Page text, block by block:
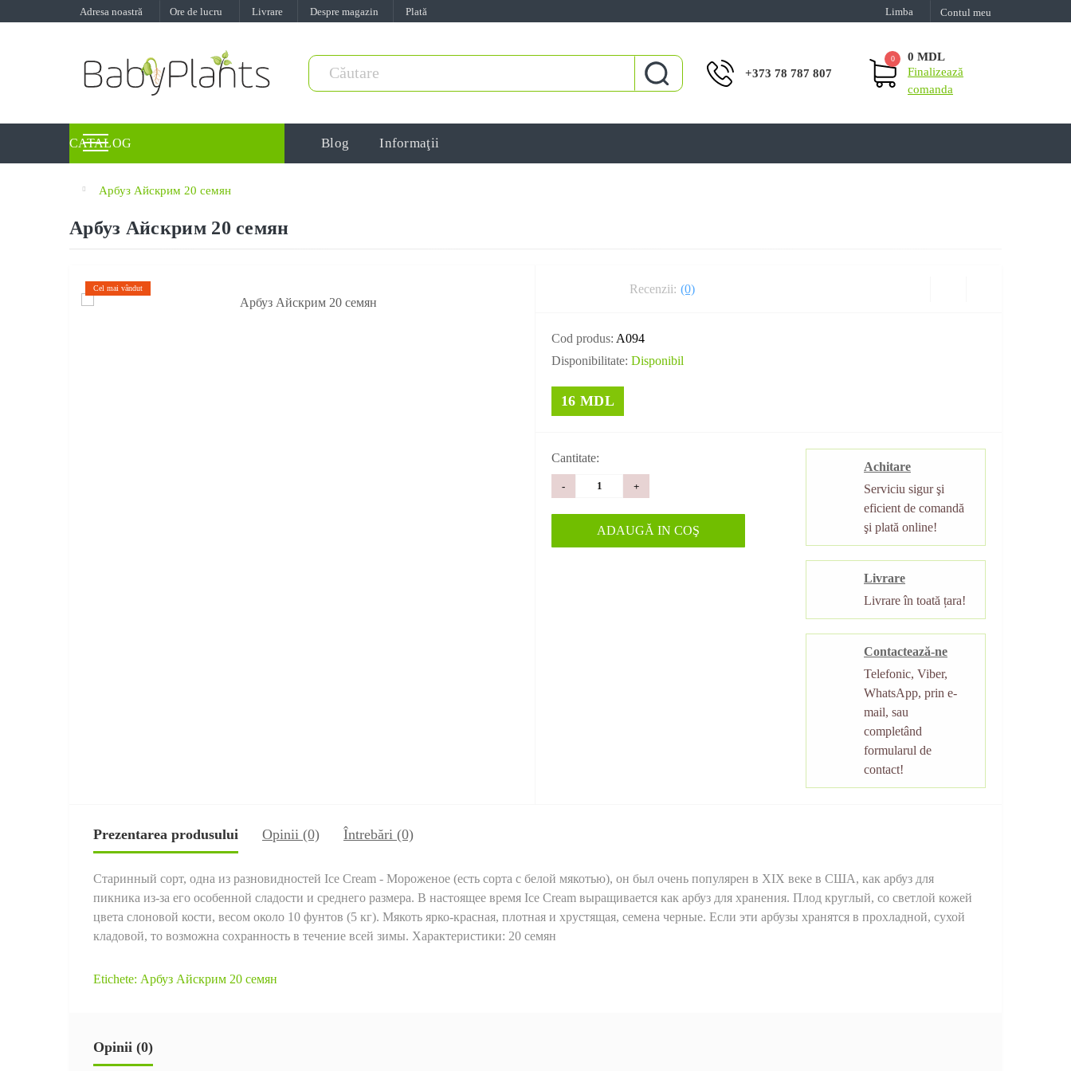
Adresa noastră Ore de lucru Livrare Despre magazin Plată Limba Contul meu
+373 78 787 807
0
0 MDL
Finalizează
comanda
CATALOG Blog Informaţii
Арбуз Айскрим 20 семян
Арбуз Айскрим 20 семян
Cel mai vândut Recenzii: (0)
Cod produs: A094
Disponibilitate: Disponibil
16 MDL
Cantitate:
- +
ADAUGĂ IN COŞ
Achitare
Serviciu sigur şi
eficient de comandă
şi plată online!
Livrare
Livrare în toată țara!
Contactează-ne
Telefonic, Viber,
WhatsApp, prin e-
mail, sau
completând
formularul de
contact!
Prezentarea produsului Opinii (0) Întrebări (0)
Старинный сорт, одна из разновидностей Ice Cream - Мороженое (есть сорта с белой мякотью), он был очень популярен в XIX веке в США, как арбуз для
пикника из-за его особенной сладости и среднего размера. В настоящее время Ice Cream выращивается как арбуз для хранения. Плод круглый, со светлой кожей
цвета слоновой кости, весом около 10 фунтов (5 кг). Мякоть ярко-красная, плотная и хрустящая, семена черные. Если эти арбузы хранятся в прохладной, сухой
кладовой, то возможна сохранность в течение всей зимы. Характеристики: 20 семян
Etichete: Арбуз Айскрим 20 семян
Opinii (0)